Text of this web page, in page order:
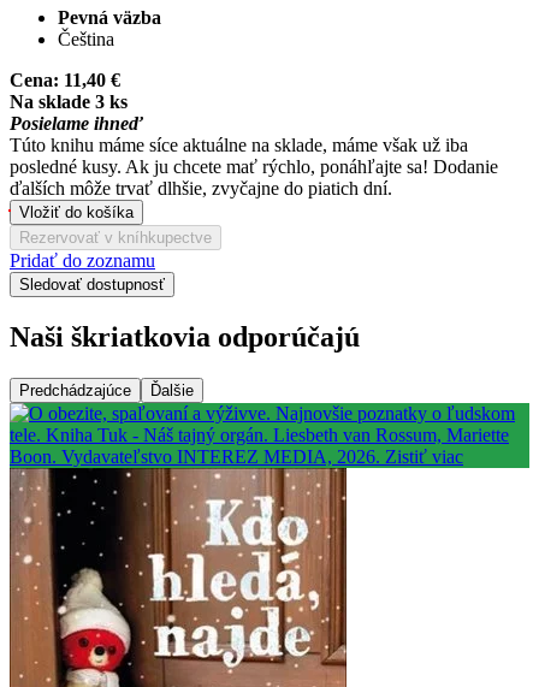
Pevná väzba
Čeština
Cena: 11,40 €
Na sklade 3 ks
Posielame ihneď
Túto knihu máme síce aktuálne na sklade, máme však už iba
posledné kusy. Ak ju chcete mať rýchlo, ponáhľajte sa! Dodanie
ďalších môže trvať dlhšie, zvyčajne do piatich dní.
Vložiť do košíka
Rezervovať v kníhkupectve
Pridať do zoznamu
Sledovať dostupnosť
Naši škriatkovia odporúčajú
Predchádzajúce Ďalšie